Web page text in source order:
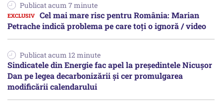
Publicat acum 7 minute
Cel mai mare risc pentru România: Marian
Petrache indică problema pe care toți o ignoră / video
Publicat acum 12 minute
Sindicatele din Energie fac apel la preşedintele Nicuşor
Dan pe legea decarbonizării şi cer promulgarea
modificării calendarului